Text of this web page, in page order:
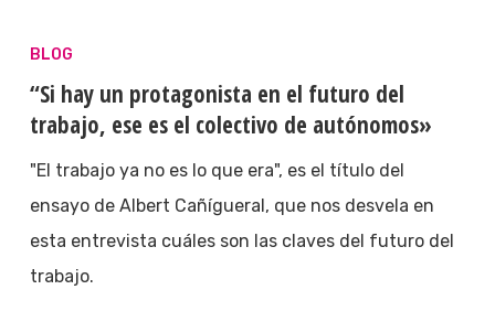
BLOG
“Si hay un protagonista en el futuro del
trabajo, ese es el colectivo de autónomos»
"El trabajo ya no es lo que era", es el título del
ensayo de Albert Cañígueral, que nos desvela en
esta entrevista cuáles son las claves del futuro del
trabajo.